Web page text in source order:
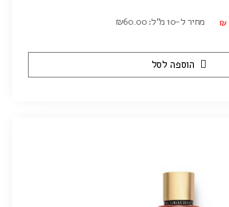
₪ מחיר ל-10 מ"ל: ₪60.00
הוספה לסל